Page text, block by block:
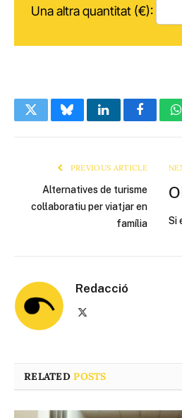
Una altra quantitat (€):
TwitterBlueskyLinkedIn
PREVIOUS ARTICLE
Alternatives de turisme
col·laboratiu per viatjar en
família
Si
Redacció
RELATEDPOSTS